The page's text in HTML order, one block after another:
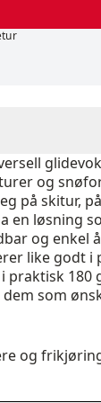
og
på skitur,
en løsning
og enkel
like godt i
praktisk 180
som
og